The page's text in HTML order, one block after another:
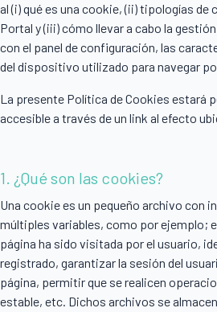
al (i) qué es una cookie, (ii) tipologías de
Portal y (iii) cómo llevar a cabo la
con el panel de configuración, las
del dispositivo utilizado para navegar
La presente Política de Cookies estará
accesible a través de un link al efecto
1. ¿Qué son las cookies?
Una cookie es un pequeño archivo con
múltiples variables, como por ejemplo;
página ha sido visitada por el usuario,
registrado, garantizar la sesión del
página, permitir que se realicen
estable, etc. Dichos archivos se